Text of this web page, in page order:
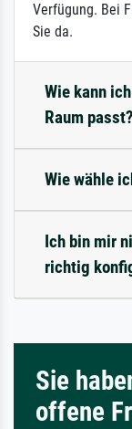
Verfügung. Bei
Sie da.
Wie kann
Raum passt?
Wie wähle
Ich bin mir
richtig
Sie
offene